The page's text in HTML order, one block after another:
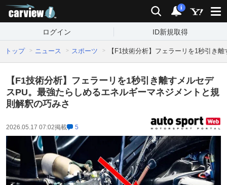
検索 通知
i
ログイン ID新規取得
トップ ニュース スポーツ 【F1技術分析】フェラーリを1秒引き
【F1技術分析】フェラーリを1秒引き離すメルセデ
スPU。最強たらしめるエネルギーマネジメントと規
則解釈の巧みさ
2026.05.17 07:02掲載 5